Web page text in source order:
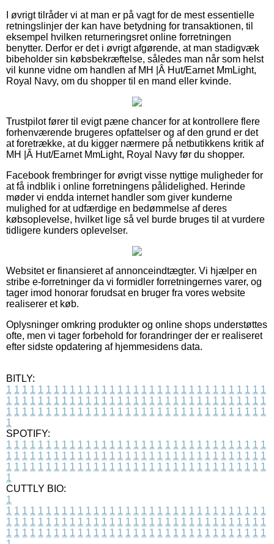
I øvrigt tilråder vi at man er på vagt for de mest essentielle
retningslinjer der kan have betydning for transaktionen, til
eksempel hvilken returneringsret online forretningen
benytter. Derfor er det i øvrigt afgørende, at man stadigvæk
bibeholder sin købsbekræftelse, således man når som helst
vil kunne vidne om handlen af MH |Â Hut/Earnet MmLight,
Royal Navy, om du shopper til en mand eller kvinde.
Trustpilot fører til evigt pæne chancer for at kontrollere flere
forhenværende brugeres opfattelser og af den grund er det
at foretrække, at du kigger nærmere på netbutikkens kritik af
MH |Â Hut/Earnet MmLight, Royal Navy før du shopper.
Facebook frembringer for øvrigt visse nyttige muligheder for
at få indblik i online forretningens pålidelighed. Herinde
møder vi endda internet handler som giver kunderne
mulighed for at udfærdige en bedømmelse af deres
købsoplevelse, hvilket lige så vel burde bruges til at vurdere
tidligere kunders oplevelser.
Websitet er finansieret af annonceindtægter. Vi hjælper en
stribe e-forretninger da vi formidler forretningernes varer, og
tager imod honorar forudsat en bruger fra vores website
realiserer et køb.
Oplysninger omkring produkter og online shops understøttes
ofte, men vi tager forbehold for forandringer der er realiseret
efter sidste opdatering af hjemmesidens data.
BITLY:
1 1 1 1 1 1 1 1 1 1 1 1 1 1 1 1 1 1 1 1 1 1 1 1 1 1 1 1 1 1 1 1 1
1 1 1 1 1 1 1 1 1 1 1 1 1 1 1 1 1 1 1 1 1 1 1 1 1 1 1 1 1 1 1 1 1
1 1 1 1 1 1 1 1 1 1 1 1 1 1 1 1 1 1 1 1 1 1 1 1 1 1 1 1 1 1 1 1 1
1
SPOTIFY:
1 1 1 1 1 1 1 1 1 1 1 1 1 1 1 1 1 1 1 1 1 1 1 1 1 1 1 1 1 1 1 1 1
1 1 1 1 1 1 1 1 1 1 1 1 1 1 1 1 1 1 1 1 1 1 1 1 1 1 1 1 1 1 1 1 1
1 1 1 1 1 1 1 1 1 1 1 1 1 1 1 1 1 1 1 1 1 1 1 1 1 1 1 1 1 1 1 1 1
1
CUTTLY BIO:
1
1 1 1 1 1 1 1 1 1 1 1 1 1 1 1 1 1 1 1 1 1 1 1 1 1 1 1 1 1 1 1 1 1
1 1 1 1 1 1 1 1 1 1 1 1 1 1 1 1 1 1 1 1 1 1 1 1 1 1 1 1 1 1 1 1 1
1 1 1 1 1 1 1 1 1 1 1 1 1 1 1 1 1 1 1 1 1 1 1 1 1 1 1 1 1 1 1 1 1